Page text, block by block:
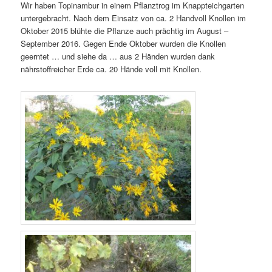
Wir haben Topinambur in einem Pflanztrog im Knappteichgarten
untergebracht. Nach dem Einsatz von ca. 2 Handvoll Knollen im
Oktober 2015 blühte die Pflanze auch prächtig im August –
September 2016. Gegen Ende Oktober wurden die Knollen
geerntet … und siehe da … aus 2 Händen wurden dank
nährstoffreicher Erde ca. 20 Hände voll mit Knollen.